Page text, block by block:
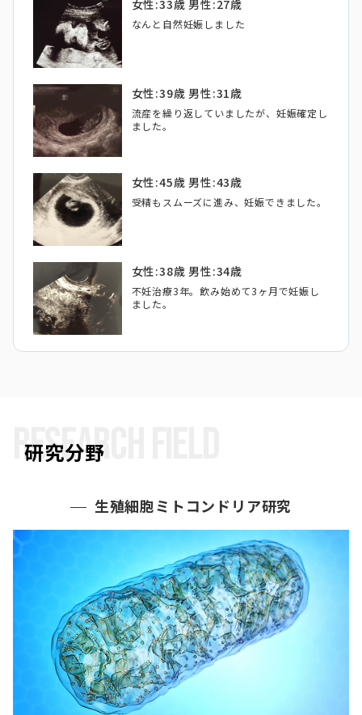
女性:33歳 男性:27歳
なんと自然妊娠しました
女性:39歳 男性:31歳
流産を繰り返していましたが、妊娠確定し
ました。
女性:45歳 男性:43歳
受精もスムーズに進み、妊娠できました。
女性:38歳 男性:34歳
不妊治療3年。飲み始めて3ヶ月で妊娠し
ました。
RESEARCH FIELD
研究分野
生殖細胞ミトコンドリア研究